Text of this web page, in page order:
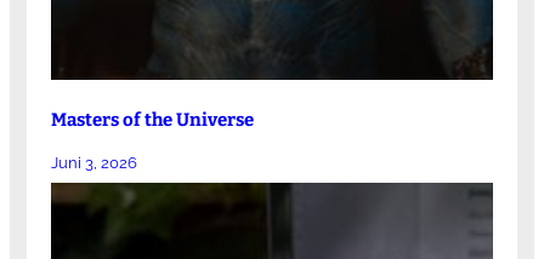
Masters of the Universe
Juni 3, 2026